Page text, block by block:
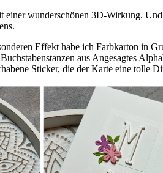
wunderschönen 3D-Wirkung.
Effekt habe ich Farbkarton in
aus Angesagtes
Sticker, die der Karte eine tolle